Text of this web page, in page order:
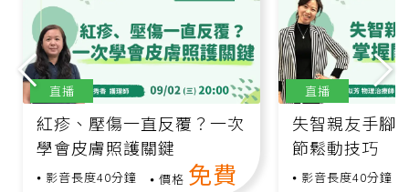
紅疹、壓傷一直反覆？一次
學會皮膚照護關鍵
影音長度40分鐘 價格 免費
直播
失智親友手腳
節鬆動技巧
影音長度40分鐘
直播